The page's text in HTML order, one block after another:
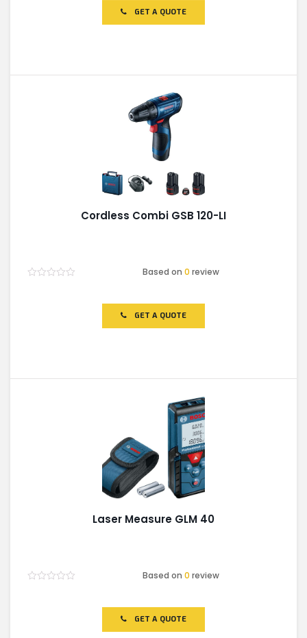
GET A QUOTE
Cordless Combi GSB 120-LI
Based on0 review
GET A QUOTE
Laser Measure GLM 40
Based on0 review
GET A QUOTE